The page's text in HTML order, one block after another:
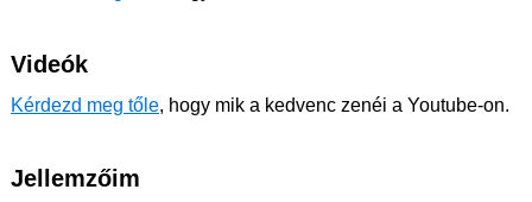
Videók
Kérdezd meg tőle, hogy mik a kedvenc zenéi a Youtube-on.
Jellemzőim